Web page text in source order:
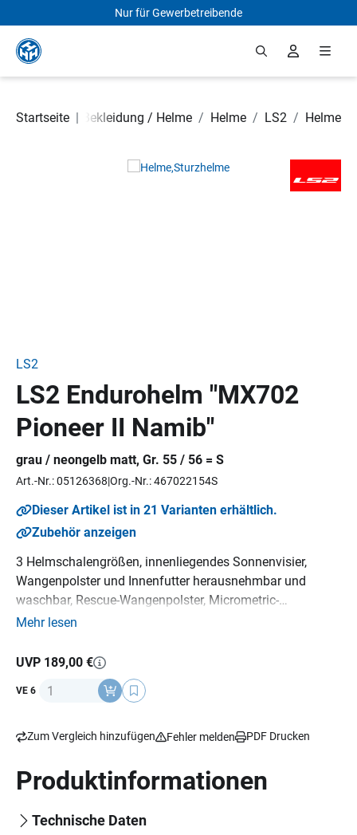
Zum Hauptinhalt springen
Nur für Gewerbetreibende
Startseite |
Rollerteile Bekleidung / Helme / Helme / LS2 / Helme
Bildergalerie überspringen
LS2
LS2 Endurohelm "MX702
Pioneer II Namib"
grau / neongelb matt, Gr. 55 / 56 = S
Art.-Nr.: 05126368 Org.-Nr.: 467022154S
Dieser Artikel ist in 21 Varianten erhältlich.
Zubehör anzeigen
3 Helmschalengrößen, innenliegendes Sonnenvisier,
Wangenpolster und Innenfutter herausnehmbar und
waschbar, Rescue-Wangenpolster, Micrometric-
Verschluss, Helmschirm abnehmbar, Vorbereitung für
Material: KPA lackiert, Gewicht: 1400 g (+/- 50 g),
Mehr lesen
UVP 189,00 €
VE 6 Anzahl
Zum Vergleich hinzufügen Fehler melden PDF Drucken
Produktinformationen
Technische Daten